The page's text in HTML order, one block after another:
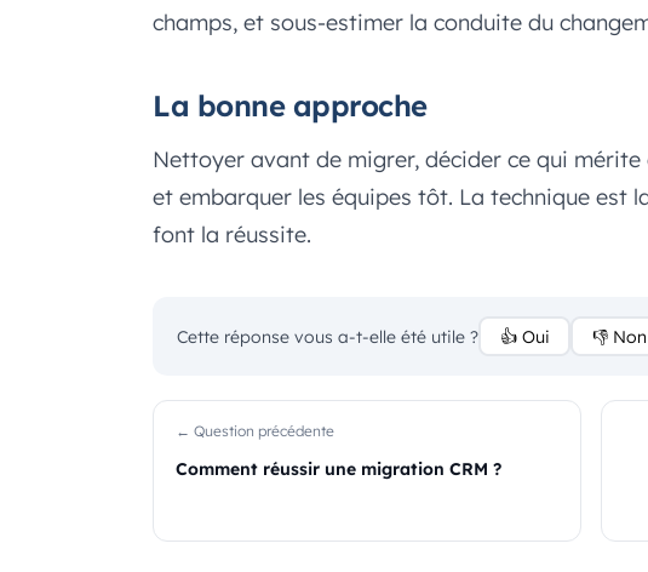
champs, et sous-estimer la conduite du
La bonne approche
Nettoyer avant de migrer, décider ce qui
et embarquer les équipes tôt. La technique est
font la réussite.
Cette réponse vous a-t-elle été utile ? 👍 Oui 👎 Non
← Question précédente
Comment réussir une migration CRM ?